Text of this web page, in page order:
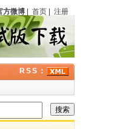
中国）正式成立，程小青、严独鹤等
方微博 首页 注册
RSS：